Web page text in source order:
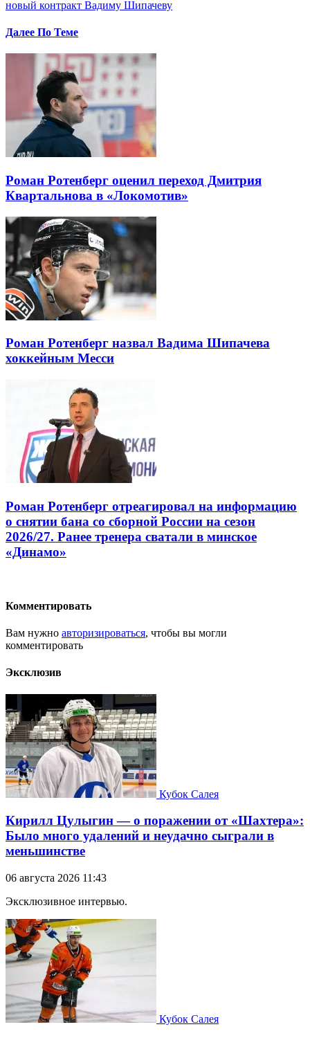
новый контракт Вадиму Шипачеву
Далее По Теме
Роман Ротенберг оценил переход Дмитрия
Квартальнова в «Локомотив»
Роман Ротенберг назвал Вадима Шипачева
хоккейным Месси
Роман Ротенберг отреагировал на информацию
о снятии бана со сборной России на сезон
2026/27. Ранее тренера сватали в минское
«Динамо»
Комментировать
Вам нужно авторизироваться, чтобы вы могли
комментировать
Эксклюзив
Кубок Салея
Кирилл Цулыгин — о поражении от «Шахтера»:
Было много удалений и неудачно сыграли в
меньшинстве
06 августа 2026 11:43
Эксклюзивное интервью.
Кубок Салея